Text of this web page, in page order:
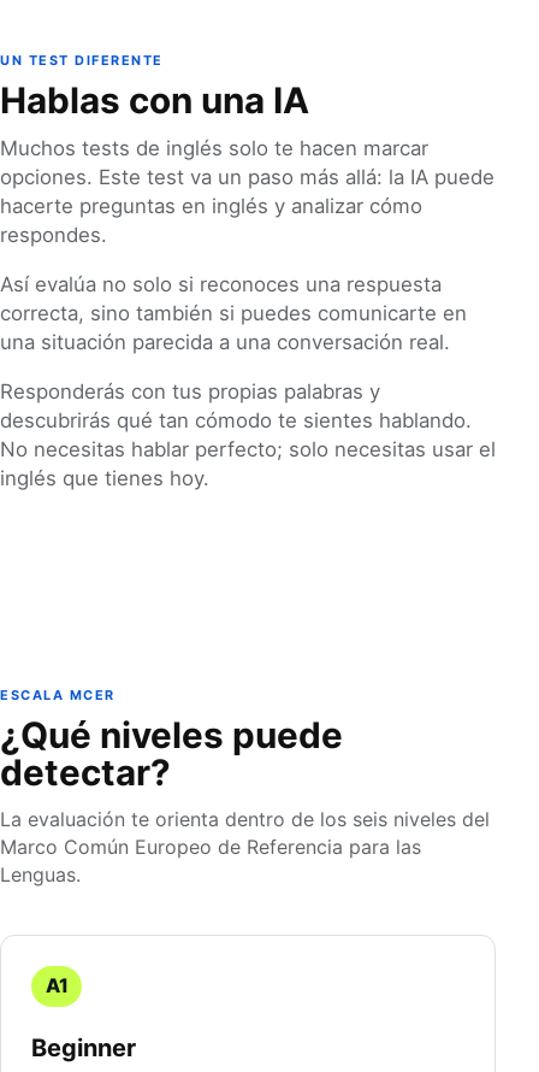
UN TEST DIFERENTE
Hablas con una IA
Muchos tests de inglés solo te hacen marcar
opciones. Este test va un paso más allá: la IA puede
hacerte preguntas en inglés y analizar cómo
respondes.
Así evalúa no solo si reconoces una respuesta
correcta, sino también si puedes comunicarte en
una situación parecida a una conversación real.
Responderás con tus propias palabras y
descubrirás qué tan cómodo te sientes hablando.
No necesitas hablar perfecto; solo necesitas usar el
inglés que tienes hoy.
ESCALA MCER
¿Qué niveles puede
detectar?
La evaluación te orienta dentro de los seis niveles del
Marco Común Europeo de Referencia para las
Lenguas.
A1
Beginner